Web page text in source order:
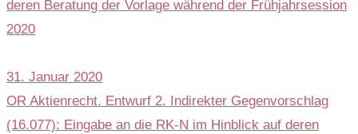
deren Beratung der Vorlage während der Frühjahrsession
2020
31. Januar 2020
OR Aktienrecht. Entwurf 2. Indirekter Gegenvorschlag
(16.077): Eingabe an die RK-N im Hinblick auf deren